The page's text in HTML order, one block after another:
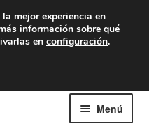
7 EUR
9 a. m. a 4 p. m.
Menú
mejor experiencia en
información sobre qué
en configuración.